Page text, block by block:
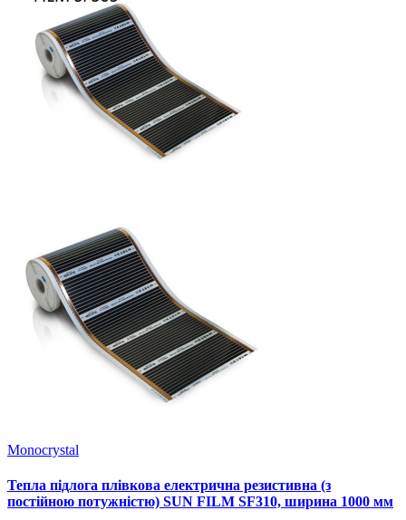
Monocrystal
Тепла підлога плівкова електрична резистивна (з
постійною потужністю) SUN FILM SF310, ширина 1000 мм